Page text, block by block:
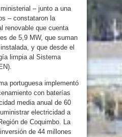
– junto a una
– constataron la
renovable que cuenta
de 5,9 MW, que suman
y que desde el
limpia al Sistema
portuguesa implementó
con baterías
media anual de 60
electricidad a
de Coquimbo. La
de 44 millones